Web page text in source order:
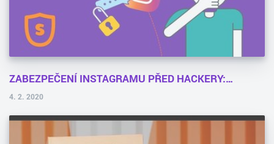
ZABEZPEČENÍ INSTAGRAMU PŘED HACKERY:…
4. 2. 2020